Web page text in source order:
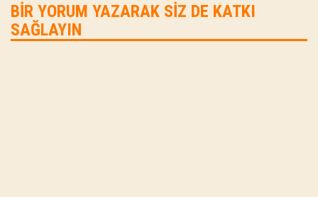
BIR YORUM YAZARAK SIZ DE KATKI
SAĞLAYIN